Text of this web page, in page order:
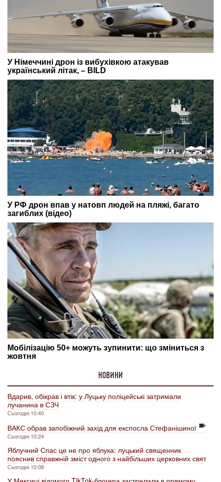
НОВИНИ
Вдарив, обікрав і втік: у Луцьку поліцейські затримали
лучанина в СЗЧ
Сьогодні 10:40
ВАКС обрав запобіжний захід для експосла Стефанішиної
Сьогодні 10:24
Яблучний Спас це не про яблука: луцький священник
пояснив справжній зміст одного з найбільших церковних свят
Сьогодні 10:08